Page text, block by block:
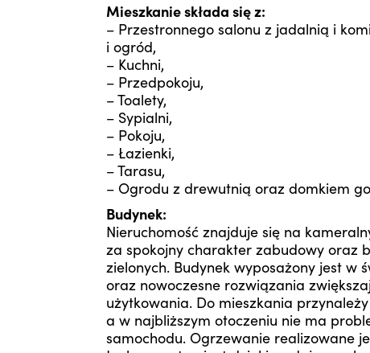
Mieszkanie składa się z:
– Przestronnego salonu z jadalnią i
i ogród,
– Kuchni,
– Przedpokoju,
– Toalety,
– Sypialni,
– Pokoju,
– Łazienki,
– Tarasu,
– Ogrodu z drewutnią oraz domkiem
Budynek:
Nieruchomość znajduje się na
za spokojny charakter zabudowy oraz
zielonych. Budynek wyposażony jest w
oraz nowoczesne rozwiązania
użytkowania. Do mieszkania
a w najbliższym otoczeniu nie ma
samochodu. Ogrzewanie realizowane